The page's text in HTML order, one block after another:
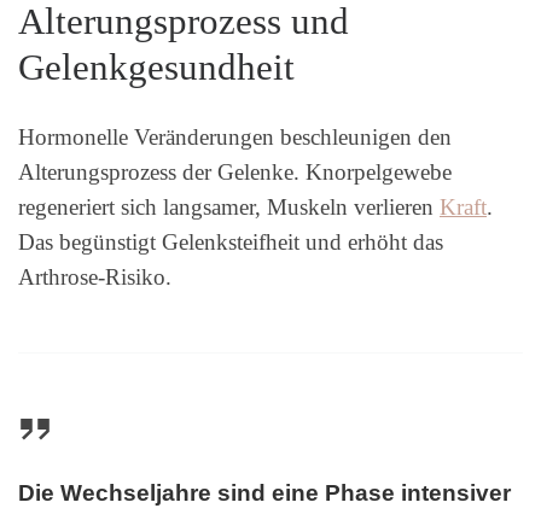
Alterungsprozess und
Gelenkgesundheit
Hormonelle Veränderungen beschleunigen den
Alterungsprozess der Gelenke. Knorpelgewebe
regeneriert sich langsamer, Muskeln verlieren Kraft.
Das begünstigt Gelenksteifheit und erhöht das
Arthrose-Risiko.
Die Wechseljahre sind eine Phase intensiver